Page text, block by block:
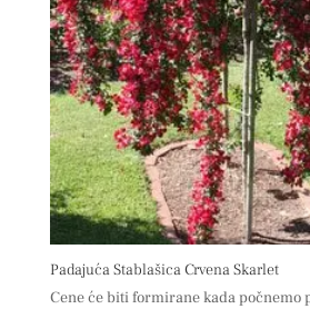
Padajuća Stablašica Crvena Skarlet
Cene će biti formirane kada počnemo